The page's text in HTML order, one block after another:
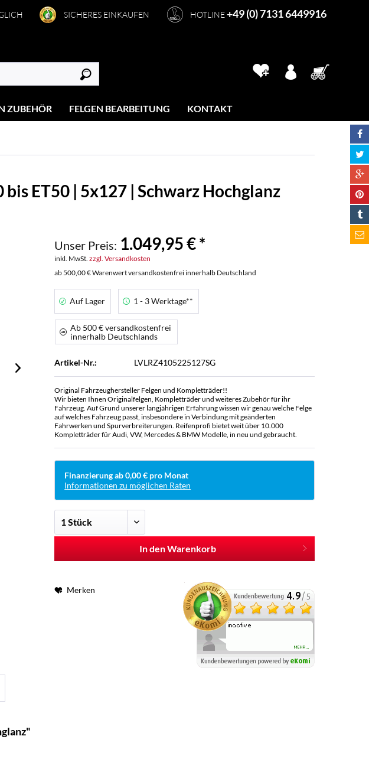
SICHERES EINKAUFEN HOTLINE+49 (0) 7131 6449916
ZUBEHÖR FELGEN BEARBEITUNG KONTAKT
bis ET50 | 5x127 | Schwarz Hochglanz
Unser Preis: 1.049,95 € *
inkl. MwSt.zzgl. Versandkosten
ab 500,00 € Warenwert versandkostenfrei innerhalb Deutschland
Auf Lager 1 - 3 Werktage**
Ab 500 € versandkostenfrei
innerhalb Deutschlands
Artikel-Nr.: LVLRZ4105225127SG
Original Fahrzeughersteller Felgen und Kompletträder!!
Wir bieten Ihnen Originalfelgen, Kompletträder und weiteres Zubehör für ihr
Fahrzeug. Auf Grund unserer langjährigen Erfahrung wissen wir genau welche Felge
auf welches Fahrzeug passt, insbesondere in Verbindung mit geänderten
Fahrwerken und Spurverbreiterungen. Reifenprofi bietet weit über 10.000
Kompletträder für Audi, VW, Mercedes & BMW Modelle, in neu und gebraucht.
Finanzierung ab 0,00 € pro Monat
Informationen zu möglichen Raten
In den Warenkorb
Merken